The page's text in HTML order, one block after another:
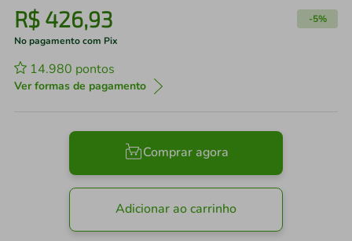
R$ 426,93 -5%
No pagamento com Pix
14.980 pontos
Ver formas de pagamento
Comprar agora
Adicionar ao carrinho